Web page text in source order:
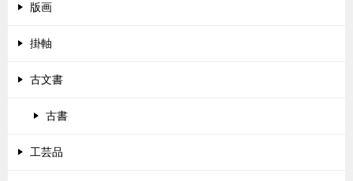
版画
掛軸
古文書
古書
工芸品